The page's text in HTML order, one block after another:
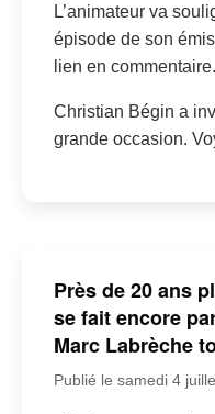
L’animateur va
épisode de son
lien en commentaire.
Christian Bégin a
grande occasion.
Près de 20 ans
se fait encore
Marc Labrèche
Publié le samedi 4